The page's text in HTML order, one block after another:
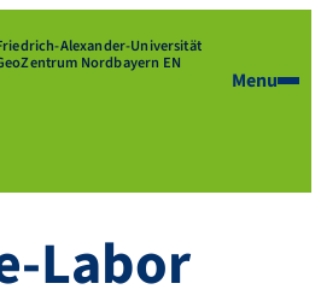
Alexander-Universität
Nordbayern EN
Menu
Labor